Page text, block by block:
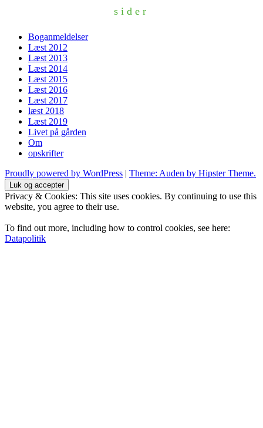
sider
Boganmeldelser
Læst 2012
Læst 2013
Læst 2014
Læst 2015
Læst 2016
Læst 2017
læst 2018
Læst 2019
Livet på gården
Om
opskrifter
Proudly powered by WordPress | Theme: Auden by Hipster Theme.
Privacy & Cookies: This site uses cookies. By continuing to use this
website, you agree to their use.
To find out more, including how to control cookies, see here:
Datapolitik